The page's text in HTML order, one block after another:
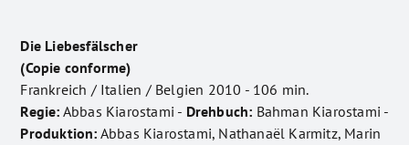
Die Liebesfälscher
(Copie conforme)
Frankreich / Italien / Belgien 2010 - 106 min.
Regie: Abbas Kiarostami - Drehbuch: Bahman Kiarostami -
Produktion: Abbas Kiarostami, Nathanaël Karmitz, Marin